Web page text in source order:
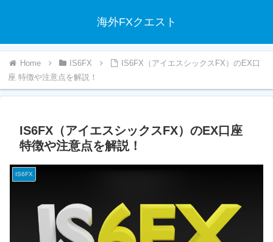
海外FXクエスト
IS6FX
IS6FX（アイエスシックスFX）のEX口
座 特徴や注意点を解説！
IS6FX（アイエスシックスFX）のEX口座
特徴や注意点を解説！
IS6FX